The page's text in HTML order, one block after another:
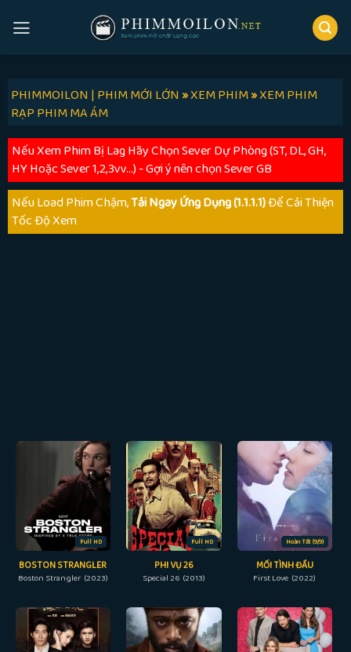
PHIMMOILON | PHIM MỚI LỚN»XEM PHIM»XEM PHIM
RẠP PHIM MA ÁM
Nếu Xem Phim Bị Lag Hãy Chọn Sever Dự Phòng (ST, DL, GH,
HY Hoặc Sever 1,2,3vv...) - Gợi ý nên chọn Sever GB
Nếu Load Phim Chậm,Tải Ngay Ứng Dụng (1.1.1.1)Để Cải Thiện
Tốc Độ Xem
Full HD
BOSTON STRANGLER
Boston Strangler (2023)
Full HD
PHI VỤ 26
Special 26 (2013)
Hoàn Tất (9/9)
MỐI TÌNH ĐẦU
First Love (2022)